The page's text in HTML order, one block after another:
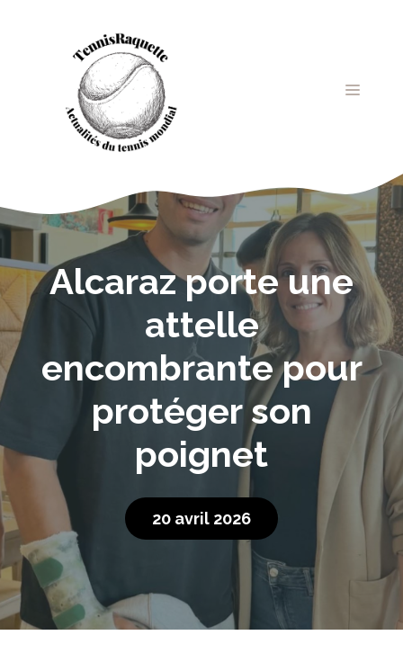
MENU
Alcaraz porte une
attelle
encombrante pour
protéger son
poignet
20 avril 2026